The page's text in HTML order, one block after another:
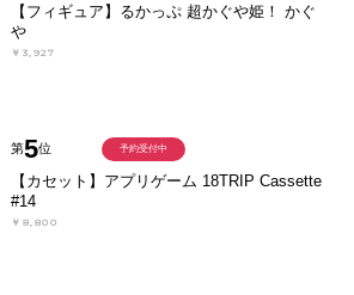
【フィギュア】るかっぷ 超かぐや姫！ かぐ
や
￥3,927
第5位
【カセット】アプリゲーム 18TRIP Cassette
#14
￥8,800
予約受付中